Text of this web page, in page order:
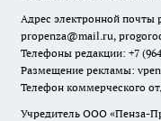
Адрес электронной почты
propenza@mail.ru,
Телефоны редакции: +7
Размещение рекламы:
Телефон коммерческого
Учредитель ООО «Пенза-